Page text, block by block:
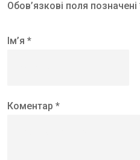
Обов’язкові поля позначені
Ім’я *
Коментар *